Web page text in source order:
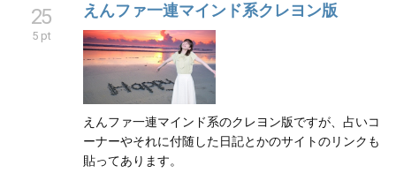
25
5 pt
えんファ一連マインド系クレヨン版
えんファ一連マインド系のクレヨン版ですが、占いコ
ーナーやそれに付随した日記とかのサイトのリンクも
貼ってあります。